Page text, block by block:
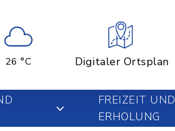
26 °C Digitaler Ortsplan
FREIZEIT UND
ERHOLUNG